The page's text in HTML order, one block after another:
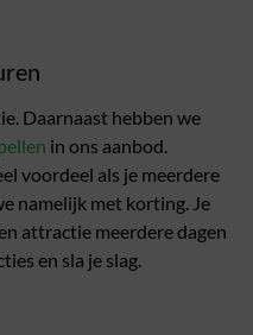
Daarnaast hebben we
in ons aanbod.
voordeel als je meerdere
namelijk met korting. Je
attractie meerdere dagen
en sla je slag.